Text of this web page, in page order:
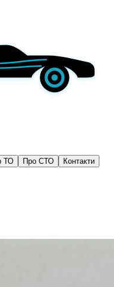
ТО Про СТО Контакти